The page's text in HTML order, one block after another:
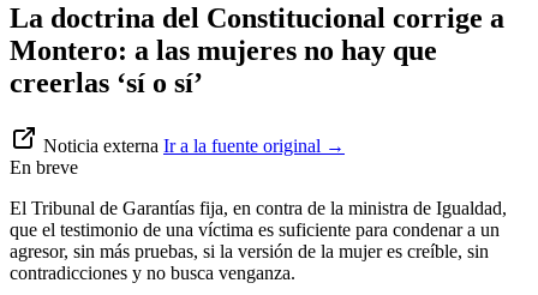
La doctrina del Constitucional corrige a
Montero: a las mujeres no hay que
creerlas ‘sí o sí’
Noticia externa Ir a la fuente original →
En breve
El Tribunal de Garantías fija, en contra de la ministra de Igualdad,
que el testimonio de una víctima es suficiente para condenar a un
agresor, sin más pruebas, si la versión de la mujer es creíble, sin
contradicciones y no busca venganza.